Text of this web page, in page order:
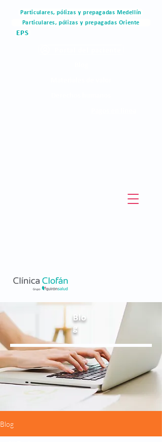
Particulares, pólizas y prepagadas Medellín
Particulares, pólizas y prepagadas Oriente
EPS
Blo
g
Blog